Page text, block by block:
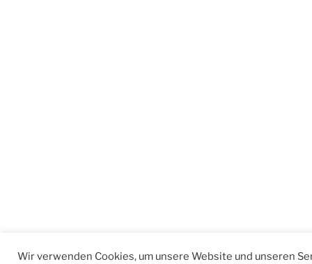
Wir verwenden Cookies, um unsere Website und unseren